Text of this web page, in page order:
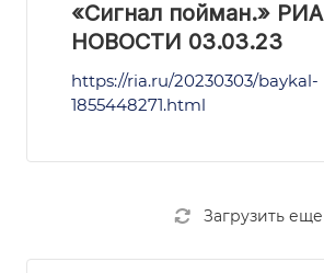
«Сигнал пойман.» РИА
НОВОСТИ 03.03.23
https://ria.ru/20230303/baykal-
1855448271.html
Загрузить еще